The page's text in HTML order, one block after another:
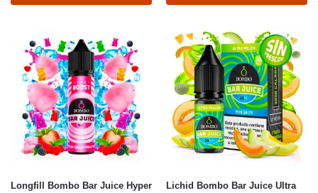
Longfill Bombo Bar Juice Hyper
Lichid Bombo Bar Juice Ultra